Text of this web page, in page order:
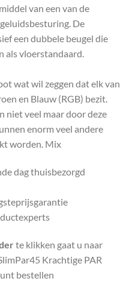
van een van de
De
een dubbele beugel die
als vloerstandaard.
wat wil zeggen dat elk van
en Blauw (RGB) bezit.
veel maar door deze
enorm veel andere
worden. Mix
dag thuisbezorgd
te klikken gaat u naar
Krachtige PAR
bestellen